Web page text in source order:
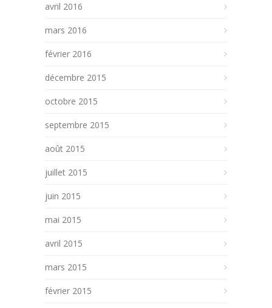
avril 2016
mars 2016
février 2016
décembre 2015
octobre 2015
septembre 2015
août 2015
juillet 2015
juin 2015
mai 2015
avril 2015
mars 2015
février 2015